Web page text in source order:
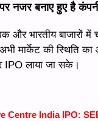
पर नजर बनाए हुए है
और भारतीय बाजारों
मार्केट की स्थिति
IPO लाया जा सके।
Centre India IPO: